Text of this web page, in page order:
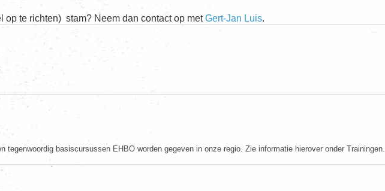
te richten) stam? Neem dan contact op metGert-Jan Luis.
tegenwoordig basiscursussen EHBO worden gegeven in onze regio. Zie informatie hierover onder Trainingen.